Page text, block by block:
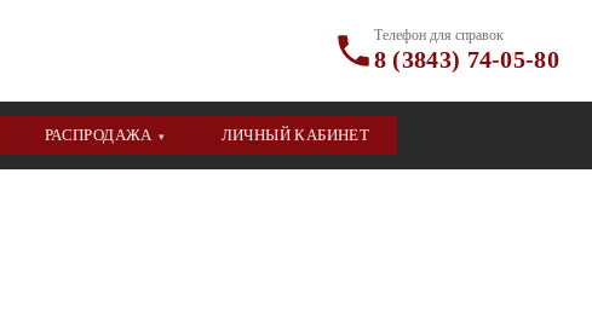
Телефон для справок
8 (3843) 74-05-80
РАСПРОДАЖА ▾ ЛИЧНЫЙ КАБИНЕТ